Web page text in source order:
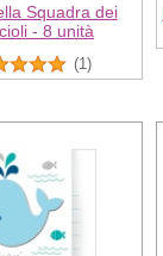
Squadra dei
- 8 unità
(1)